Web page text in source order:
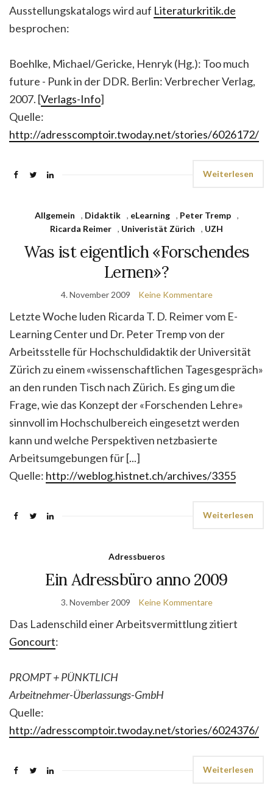
Ausstellungskatalogs wird auf Literaturkritik.de
besprochen:
Boehlke, Michael/Gericke, Henryk (Hg.): Too much
future - Punk in der DDR. Berlin: Verbrecher Verlag,
2007. [Verlags-Info]
Quelle:
http://adresscomptoir.twoday.net/stories/6026172/
Weiterlesen
Allgemein , Didaktik , eLearning , Peter Tremp
,
Ricarda Reimer , Univeristät Zürich , UZH
Was ist eigentlich «Forschendes
Lernen»?
4. November 2009 Keine Kommentare
Letzte Woche luden Ricarda T. D. Reimer vom E-
Learning Center und Dr. Peter Tremp von der
Arbeitsstelle für Hochschuldidaktik der Universität
Zürich zu einem «wissenschaftlichen Tagesgespräch»
an den runden Tisch nach Zürich. Es ging um die
Frage, wie das Konzept der «Forschenden Lehre»
sinnvoll im Hochschulbereich eingesetzt werden
kann und welche Perspektiven netzbasierte
Arbeitsumgebungen für [...]
Quelle: http://weblog.histnet.ch/archives/3355
Weiterlesen
Adressbueros
Ein Adressbüro anno 2009
3. November 2009 Keine Kommentare
Das Ladenschild einer Arbeitsvermittlung zitiert
Goncourt:
PROMPT + PÜNKTLICH
Arbeitnehmer-Überlassungs-GmbH
Quelle:
http://adresscomptoir.twoday.net/stories/6024376/
Weiterlesen